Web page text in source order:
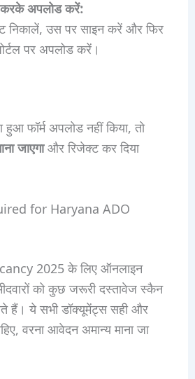
अपलोड करें:
निकालें, उस पर साइन करें और फिर
पर अपलोड करें।
फॉर्म अपलोड नहीं किया, तो
जाएगाऔर रिजेक्ट कर दिया
for Haryana ADO
2025 के लिए ऑनलाइन
को कुछ जरूरी दस्तावेज स्कैन
हैं। ये सभी डॉक्यूमेंट्स सही और
वरना आवेदन अमान्य माना जा